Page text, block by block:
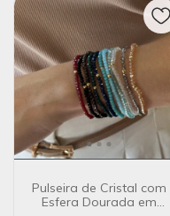
Pulseira de Cristal com
Esfera Dourada em